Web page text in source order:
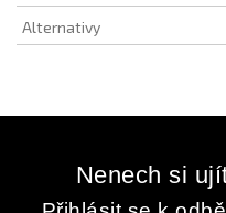
Alternativy
Nenech si